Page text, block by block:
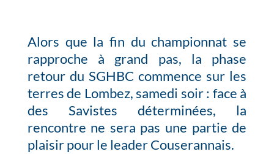
Alors que la fin du championnat se
rapproche à grand pas, la phase
retour du SGHBC commence sur les
terres de Lombez, samedi soir : face à
des Savistes déterminées, la
rencontre ne sera pas une partie de
plaisir pour le leader Couserannais.